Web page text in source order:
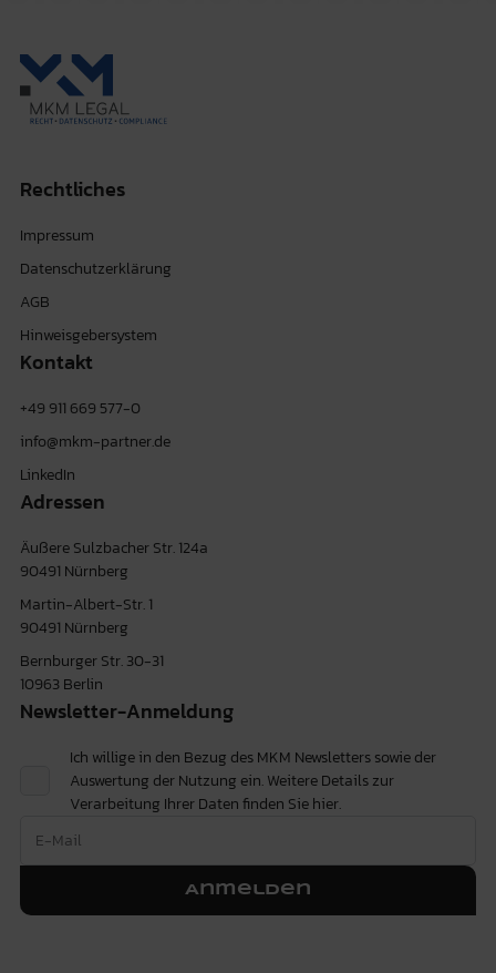
Rechtliches
Impressum
Datenschutzerklärung
AGB
Hinweisgebersystem
Kontakt
+49 911 669 577-0
info@mkm-partner.de
LinkedIn
Adressen
Äußere Sulzbacher Str. 124a
90491 Nürnberg
Martin-Albert-Str. 1
90491 Nürnberg
Bernburger Str. 30-31
10963 Berlin
Newsletter-Anmeldung
Ich willige in den Bezug des MKM Newsletters sowie der
Auswertung der Nutzung ein. Weitere Details zur
Verarbeitung Ihrer Daten finden Siehier.
Anmelden